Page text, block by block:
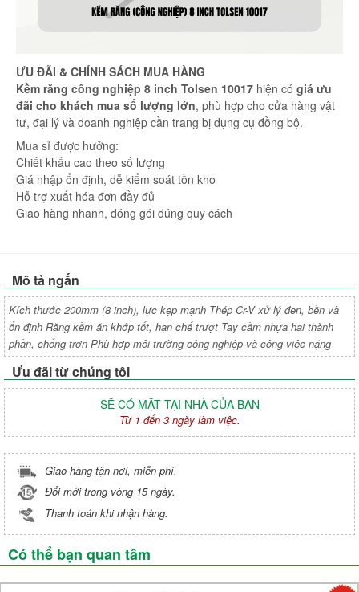
ƯU ĐÃI & CHÍNH SÁCH MUA HÀNG
Kềm răng công nghiệp 8 inch Tolsen 10017 hiện có giá ưu
đãi cho khách mua số lượng lớn, phù hợp cho cửa hàng vật
tư, đại lý và doanh nghiệp cần trang bị dụng cụ đồng bộ.
Mua sỉ được hưởng:
Chiết khấu cao theo số lượng
Giá nhập ổn định, dễ kiểm soát tồn kho
Hỗ trợ xuất hóa đơn đầy đủ
Giao hàng nhanh, đóng gói đúng quy cách
Mô tả ngắn
Kích thước 200mm (8 inch), lực kẹp mạnh Thép Cr-V xử lý đen, bền và
ổn định Răng kềm ăn khớp tốt, hạn chế trượt Tay cầm nhựa hai thành
phần, chống trơn Phù hợp môi trường công nghiệp và công việc nặng
Ưu đãi từ chúng tôi
SẼ CÓ MẶT TẠI NHÀ CỦA BẠN
Từ 1 đến 3 ngày làm việc.
Giao hàng tận nơi, miễn phí.
Đổi mới trong vòng 15 ngày.
Thanh toán khi nhận hàng.
Có thể bạn quan tâm